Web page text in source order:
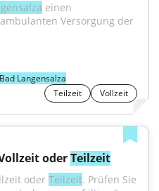
einen
Versorgung der
Bad Langensalza
Teilzeit
Vollzeit
oder Teilzeit
oder Teilzeit. Prüfen Sie